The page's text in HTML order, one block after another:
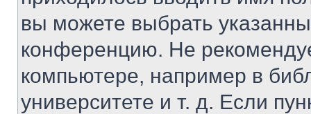
вы можете выбрать
конференцию. Не
компьютере, например в
университете и т. д. Если